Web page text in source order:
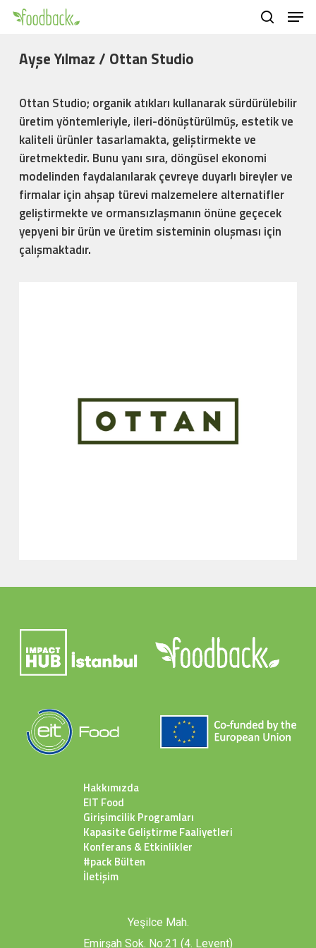
Skip
main
content
Ayşe Yılmaz / Ottan Studio
Ottan Studio; organik atıkları kullanarak sürdürülebilir
üretim yöntemleriyle, ileri-dönüştürülmüş, estetik ve
kaliteli ürünler tasarlamakta, geliştirmekte ve
üretmektedir. Bunu yanı sıra, döngüsel ekonomi
modelinden faydalanılarak çevreye duyarlı bireyler ve
firmalar için ahşap türevi malzemelere alternatifler
geliştirmekte ve ormansızlaşmanın önüne geçecek
yepyeni bir ürün ve üretim sisteminin oluşması için
çalışmaktadır.
Hakkımızda
EIT Food
Girişimcilik Programları
Kapasite Geliştirme Faaliyetleri
Konferans & Etkinlikler
#pack Bülten
İletişim
Yeşilce Mah.
Emirşah Sok. No:21 (4. Levent)